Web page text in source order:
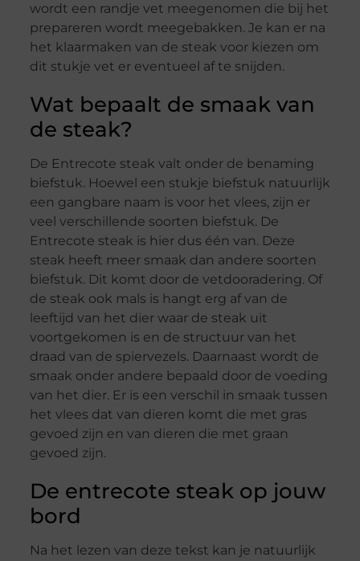
wordt een randje vet meegenomen die bij het
prepareren wordt meegebakken. Je kan er na
het klaarmaken van de steak voor kiezen om
dit stukje vet er eventueel af te snijden.
Wat bepaalt de smaak van
de steak?
De Entrecote steak valt onder de benaming
biefstuk. Hoewel een stukje biefstuk natuurlijk
een gangbare naam is voor het vlees, zijn er
veel verschillende soorten biefstuk. De
Entrecote steak is hier dus één van. Deze
steak heeft meer smaak dan andere soorten
biefstuk. Dit komt door de vetdooradering. Of
de steak ook mals is hangt erg af van de
leeftijd van het dier waar de steak uit
voortgekomen is en de structuur van het
draad van de spiervezels. Daarnaast wordt de
smaak onder andere bepaald door de voeding
van het dier. Er is een verschil in smaak tussen
het vlees dat van dieren komt die met gras
gevoed zijn en van dieren die met graan
gevoed zijn.
De entrecote steak op jouw
bord
Na het lezen van deze tekst kan je natuurlijk